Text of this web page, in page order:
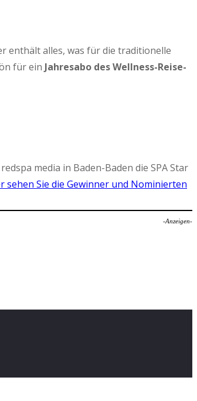
enthält alles, was für die traditionelle
für ein Jahresabo des Wellness-Reise-
media in Baden-Baden die SPA Star
sehen Sie die Gewinner und Nominierten
-Anzeigen-